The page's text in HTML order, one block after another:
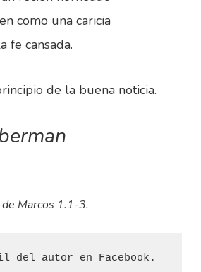
como una caricia
fe cansada.
de la buena noticia.
Marcos 1.1-3.
del autor en Facebook.